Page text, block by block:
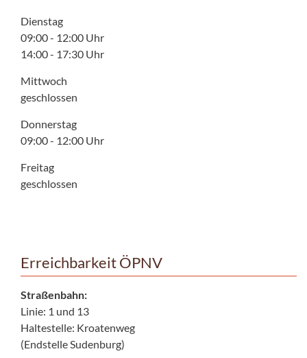
Dienstag
09:00 - 12:00 Uhr
14:00 - 17:30 Uhr
Mittwoch
geschlossen
Donnerstag
09:00 - 12:00 Uhr
Freitag
geschlossen
Erreichbarkeit ÖPNV
Straßenbahn:
Linie: 1 und 13
Haltestelle: Kroatenweg
(Endstelle Sudenburg)